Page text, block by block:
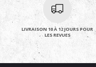
LIVRAISON 10 À 12 JOURS POUR
LES REVUES